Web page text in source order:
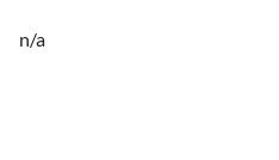
n/a